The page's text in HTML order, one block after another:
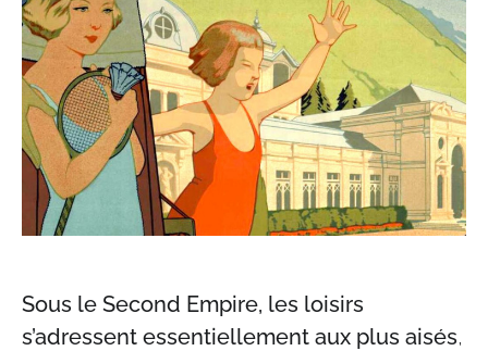
Sous le Second Empire, les loisirs
s’adressent essentiellement aux plus aisés,